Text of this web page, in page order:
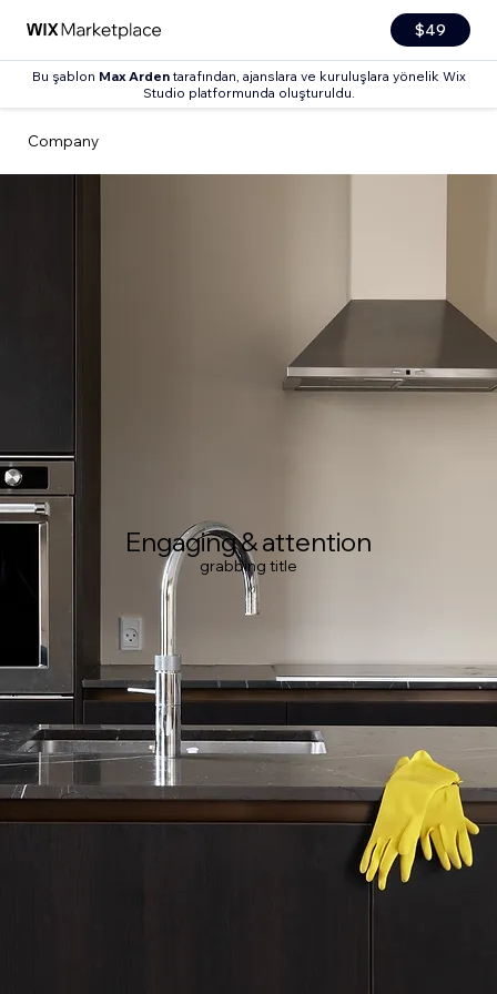
$49
Bu şablon Max Ardentarafından, ajanslara ve kuruluşlara yönelik Wix
Studio platformunda oluşturuldu.